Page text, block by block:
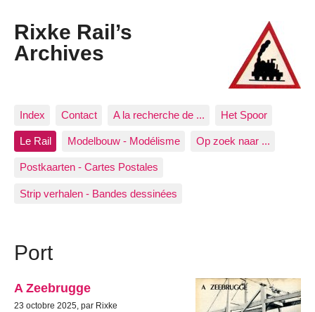
Rixke Rail’s
Archives
Index Contact A la recherche de ... Het Spoor
Le Rail Modelbouw - Modélisme Op zoek naar ...
Postkaarten - Cartes Postales
Strip verhalen - Bandes dessinées
Port
A Zeebrugge
23 octobre 2025, par Rixke